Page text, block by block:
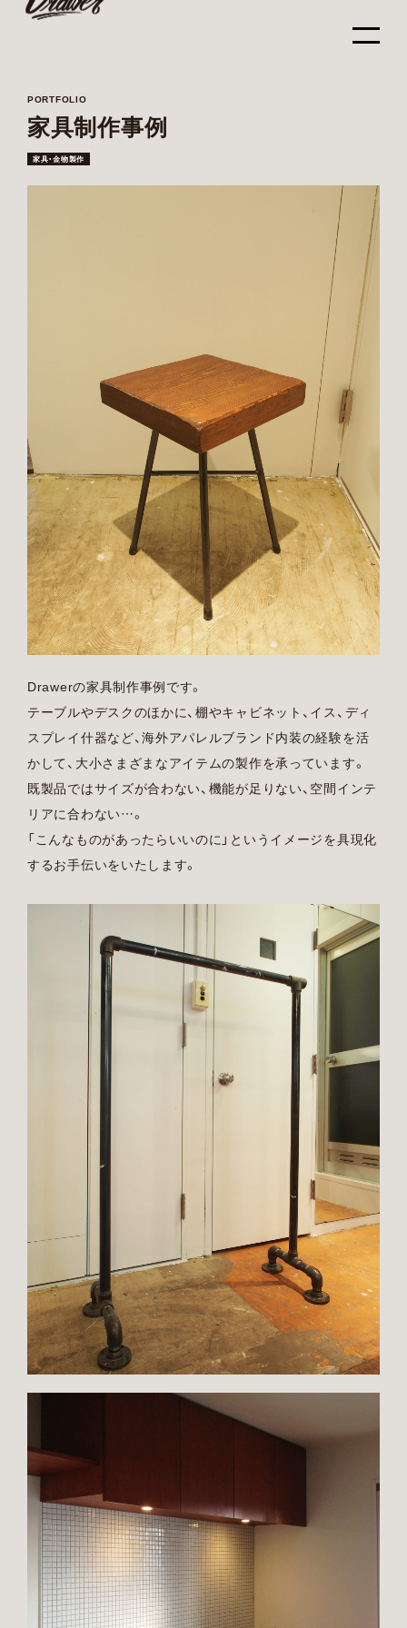
PORTFOLIO
家具制作事例
家具・金物製作
Drawerの家具制作事例です。
テーブルやデスクのほかに、棚やキャビネット、イス、ディ
スプレイ什器など、海外アパレルブランド内装の経験を活
かして、大小さまざまなアイテムの製作を承っています。
既製品ではサイズが合わない、機能が足りない、空間インテ
リアに合わない…。
「こんなものがあったらいいのに」というイメージを具現化
するお手伝いをいたします。